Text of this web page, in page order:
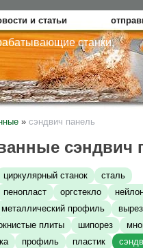
и статьи
станки,
» сэндвич панель
сэндвич
циркулярный станок
сталь
пенопласт оргстекло
металлический профиль
плиты шипорез
профиль пластик